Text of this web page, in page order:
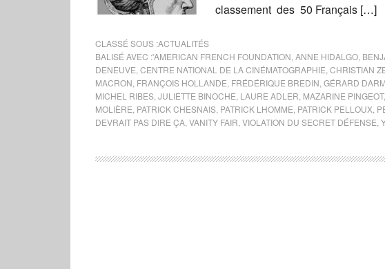
classement des 50 Français […]
CLASSÉ SOUS :ACTUALITÉS
BALISÉ AVEC :'AMERICAN FRENCH FOUNDATION ANNE HIDALGO
DENEUVE CENTRE NATIONAL DE LA CINÉMATOGRAPHIE CHRISTIAN
MACRON FRANÇOIS HOLLANDE FRÉDÉRIQUE BREDIN GÉRARD
MICHEL RIBES JULIETTE BINOCHE LAURE ADLER MAZARINE PINGEOT,
MOLIÈRE PATRICK CHESNAIS PATRICK LHOMME PATRICK PELLOUX
DEVRAIT PAS DIRE ÇA VANITY FAIR VIOLATION DU SECRET DÉFENSE